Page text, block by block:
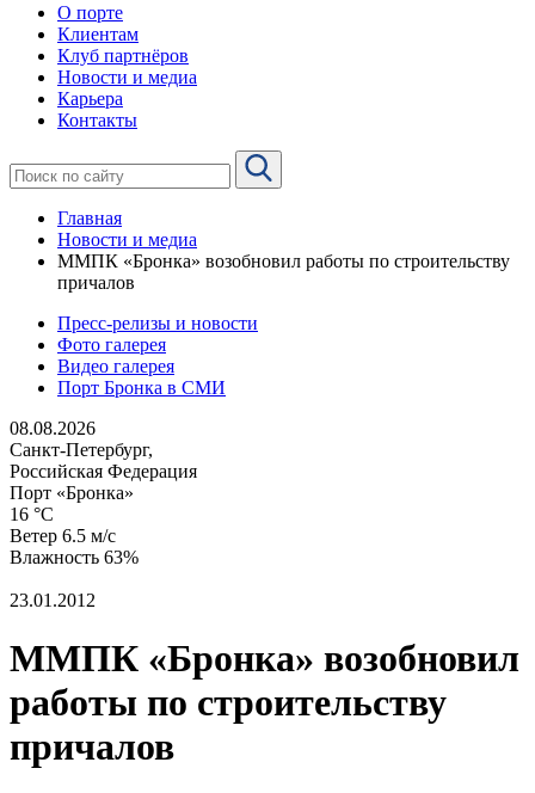
О порте
Клиентам
Клуб партнёров
Новости и медиа
Карьера
Контакты
Главная
Новости и медиа
ММПК «Бронка» возобновил работы по строительству
причалов
Пресс-релизы и новости
Фото галерея
Видео галерея
Порт Бронка в СМИ
08.08.2026
Санкт-Петербург,
Российская Федерация
Порт «Бронка»
16 °C
Ветер 6.5 м/с
Влажность 63%
23.01.2012
ММПК «Бронка» возобновил
работы по строительству
причалов